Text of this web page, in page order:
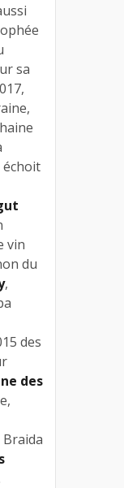
sa
vin
du
,
des
des